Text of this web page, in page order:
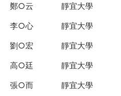
鄭○云 靜宜大學
李○心 靜宜大學
劉○宏 靜宜大學
高○廷 靜宜大學
張○而 靜宜大學